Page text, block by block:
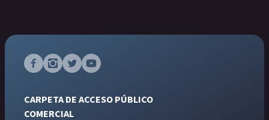
CARPETA DE ACCESO PÚBLICO
COMERCIAL